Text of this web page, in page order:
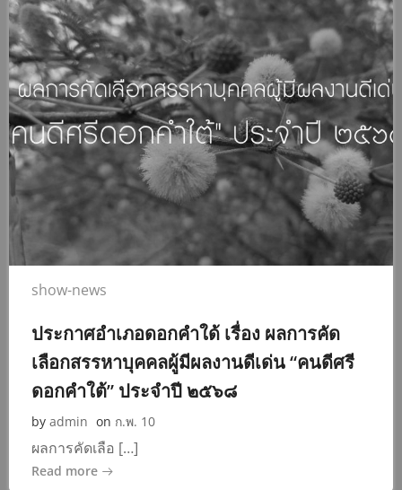
show-news
ประกาศอำเภอดอกคำใด้ เรื่อง ผลการคัด
เลือกสรรหาบุคคลผู้มีผลงานดีเด่น “คนดีศรี
ดอกคำใต้” ประจำปี ๒๕๖๘
by admin on ก.พ. 10
ผลการคัดเลือ […]
Read more